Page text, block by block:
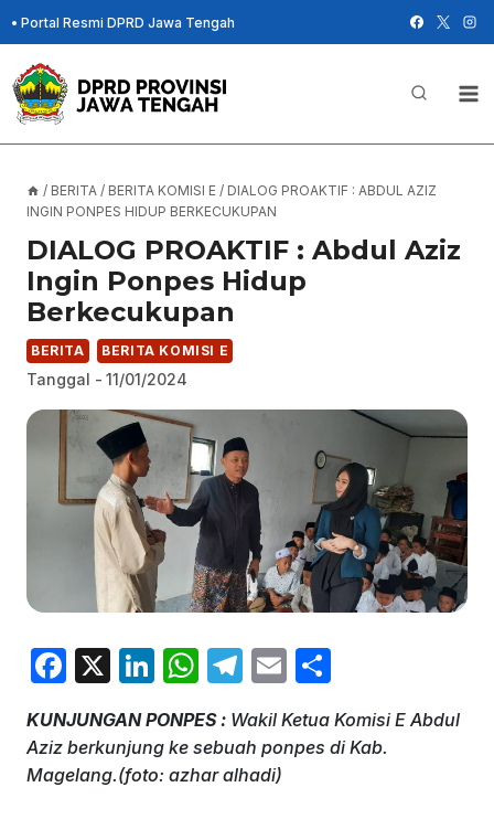
Skip
to
content
• Portal Resmi DPRD Jawa Tengah
/ BERITA / BERITA KOMISI E / DIALOG PROAKTIF : ABDUL AZIZ
INGIN PONPES HIDUP BERKECUKUPAN
DIALOG PROAKTIF : Abdul Aziz
Ingin Ponpes Hidup
Berkecukupan
BERITA BERITA KOMISI E
Tanggal - 11/01/2024
F
c
e
X
Li
k
e
W
at
s
T
e
gr
E
ai
l
ar
KUNJUNGAN PONPES : Wakil Ketua Komisi E Abdul
Aziz berkunjung ke sebuah ponpes di Kab.
Magelang.(foto: azhar alhadi)